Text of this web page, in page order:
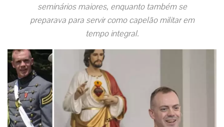
seminários maiores, enquanto também se
preparava para servir como capelão militar em
tempo integral.